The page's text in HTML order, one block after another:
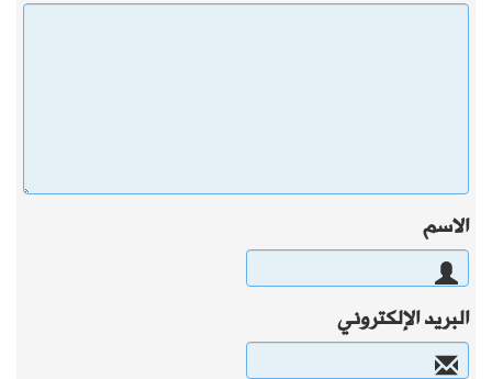
الاسم
البريد الإلكتروني